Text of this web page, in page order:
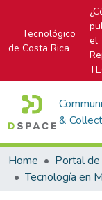
Tecnológico
de Costa Rica
el
&
Home
Tecnología en